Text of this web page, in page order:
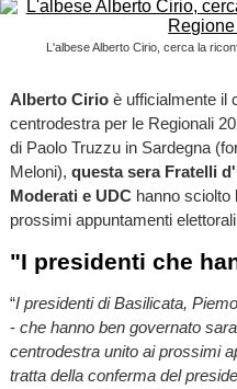
L'albese Alberto Cirio, cerca la
Alberto Cirioè ufficialmente il
centrodestra per le Regionali
di Paolo Truzzu in Sardegna
Meloni), questa sera Fratelli
Moderati e UDC hanno sciolto
prossimi appuntamenti
"I presidenti che
“I presidenti di Basilicata,
-che hanno ben governato
centrodestra unito ai prossimi
tratta della conferma del